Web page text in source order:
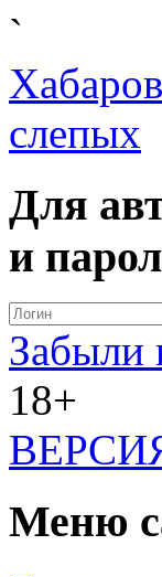
`
слепых
Для
и
Забыли
18+
Меню